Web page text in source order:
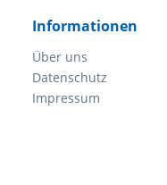
Informationen
Über uns
Datenschutz
Impressum